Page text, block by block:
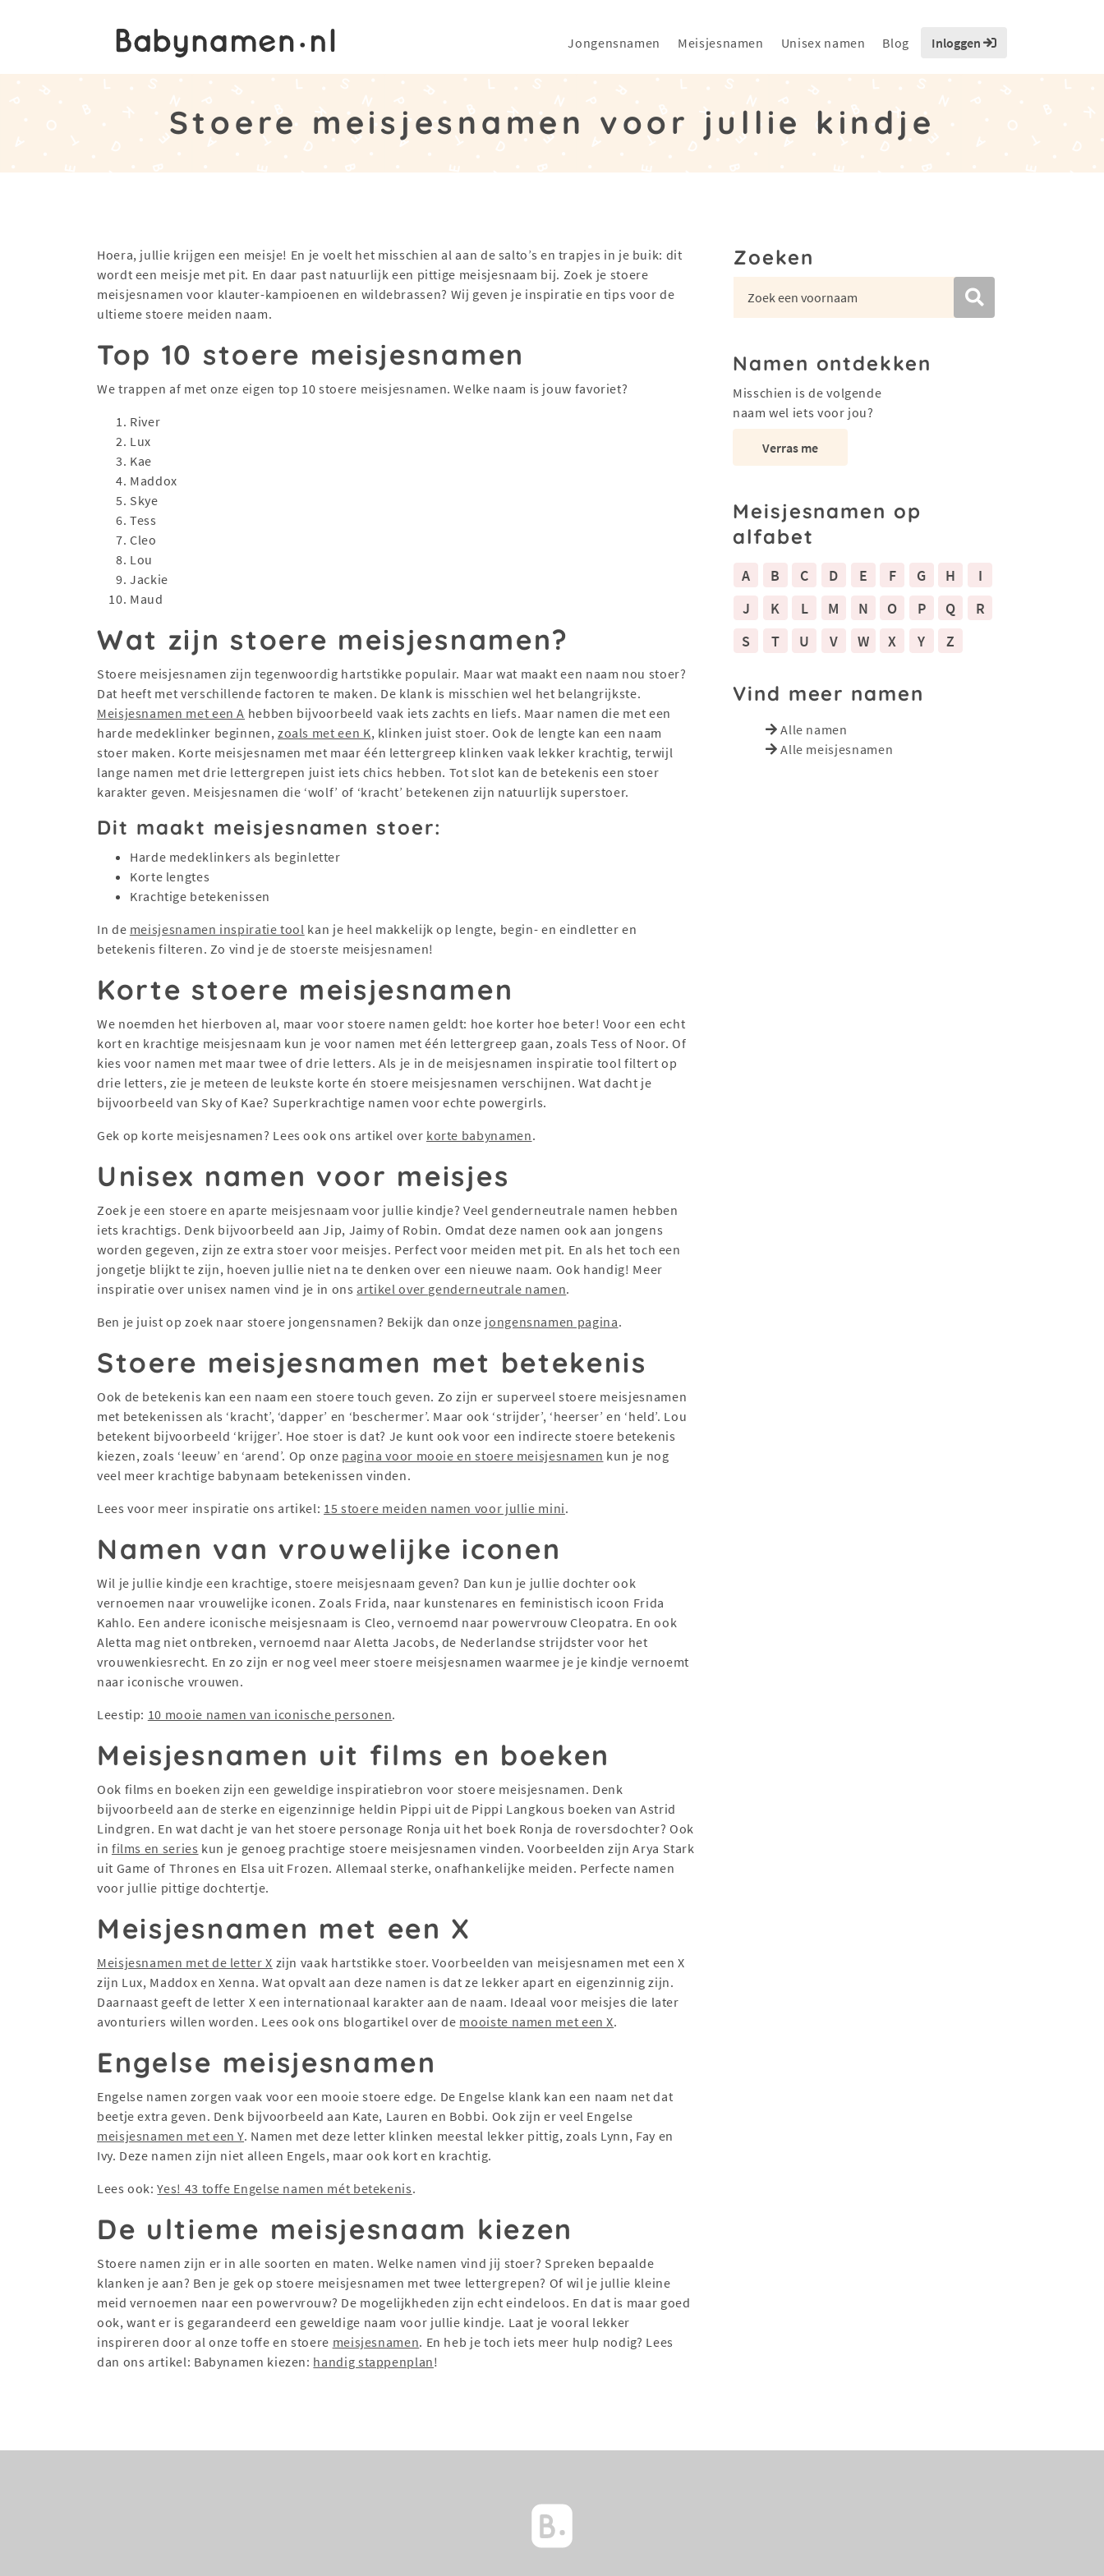
Jongensnamen Meisjesnamen Unisex namen Blog Inloggen
Stoere meisjesnamen voor jullie kindje
Hoera, jullie krijgen een meisje! En je voelt het misschien al aan de salto’s en trapjes in je buik: dit
wordt een meisje met pit. En daar past natuurlijk een pittige meisjesnaam bij. Zoek je stoere
meisjesnamen voor klauter-kampioenen en wildebrassen? Wij geven je inspiratie en tips voor de
ultieme stoere meiden naam.
Top 10 stoere meisjesnamen
We trappen af met onze eigen top 10 stoere meisjesnamen. Welke naam is jouw favoriet?
River
Lux
Kae
Maddox
Skye
Tess
Cleo
Lou
Jackie
Maud
Wat zijn stoere meisjesnamen?
Stoere meisjesnamen zijn tegenwoordig hartstikke populair. Maar wat maakt een naam nou stoer?
Dat heeft met verschillende factoren te maken. De klank is misschien wel het belangrijkste.
Meisjesnamen met een A hebben bijvoorbeeld vaak iets zachts en liefs. Maar namen die met een
harde medeklinker beginnen, zoals met een K, klinken juist stoer. Ook de lengte kan een naam
stoer maken. Korte meisjesnamen met maar één lettergreep klinken vaak lekker krachtig, terwijl
lange namen met drie lettergrepen juist iets chics hebben. Tot slot kan de betekenis een stoer
karakter geven. Meisjesnamen die ‘wolf’ of ‘kracht’ betekenen zijn natuurlijk superstoer.
Dit maakt meisjesnamen stoer:
Harde medeklinkers als beginletter
Korte lengtes
Krachtige betekenissen
In de meisjesnamen inspiratie tool kan je heel makkelijk op lengte, begin- en eindletter en
betekenis filteren. Zo vind je de stoerste meisjesnamen!
Korte stoere meisjesnamen
We noemden het hierboven al, maar voor stoere namen geldt: hoe korter hoe beter! Voor een echt
kort en krachtige meisjesnaam kun je voor namen met één lettergreep gaan, zoals Tess of Noor. Of
kies voor namen met maar twee of drie letters. Als je in de meisjesnamen inspiratie tool filtert op
drie letters, zie je meteen de leukste korte én stoere meisjesnamen verschijnen. Wat dacht je
bijvoorbeeld van Sky of Kae? Superkrachtige namen voor echte powergirls.
Gek op korte meisjesnamen? Lees ook ons artikel over korte babynamen.
Unisex namen voor meisjes
Zoek je een stoere en aparte meisjesnaam voor jullie kindje? Veel genderneutrale namen hebben
iets krachtigs. Denk bijvoorbeeld aan Jip, Jaimy of Robin. Omdat deze namen ook aan jongens
worden gegeven, zijn ze extra stoer voor meisjes. Perfect voor meiden met pit. En als het toch een
jongetje blijkt te zijn, hoeven jullie niet na te denken over een nieuwe naam. Ook handig! Meer
inspiratie over unisex namen vind je in ons artikel over genderneutrale namen.
Ben je juist op zoek naar stoere jongensnamen? Bekijk dan onze jongensnamen pagina.
Stoere meisjesnamen met betekenis
Ook de betekenis kan een naam een stoere touch geven. Zo zijn er superveel stoere meisjesnamen
met betekenissen als ‘kracht’, ‘dapper’ en ‘beschermer’. Maar ook ‘strijder’, ‘heerser’ en ‘held’. Lou
betekent bijvoorbeeld ‘krijger’. Hoe stoer is dat? Je kunt ook voor een indirecte stoere betekenis
kiezen, zoals ‘leeuw’ en ‘arend’. Op onze pagina voor mooie en stoere meisjesnamen kun je nog
veel meer krachtige babynaam betekenissen vinden.
Lees voor meer inspiratie ons artikel: 15 stoere meiden namen voor jullie mini.
Namen van vrouwelijke iconen
Wil je jullie kindje een krachtige, stoere meisjesnaam geven? Dan kun je jullie dochter ook
vernoemen naar vrouwelijke iconen. Zoals Frida, naar kunstenares en feministisch icoon Frida
Kahlo. Een andere iconische meisjesnaam is Cleo, vernoemd naar powervrouw Cleopatra. En ook
Aletta mag niet ontbreken, vernoemd naar Aletta Jacobs, de Nederlandse strijdster voor het
vrouwenkiesrecht. En zo zijn er nog veel meer stoere meisjesnamen waarmee je je kindje vernoemt
naar iconische vrouwen.
Leestip: 10 mooie namen van iconische personen.
Meisjesnamen uit films en boeken
Ook films en boeken zijn een geweldige inspiratiebron voor stoere meisjesnamen. Denk
bijvoorbeeld aan de sterke en eigenzinnige heldin Pippi uit de Pippi Langkous boeken van Astrid
Lindgren. En wat dacht je van het stoere personage Ronja uit het boek Ronja de roversdochter? Ook
in films en series kun je genoeg prachtige stoere meisjesnamen vinden. Voorbeelden zijn Arya Stark
uit Game of Thrones en Elsa uit Frozen. Allemaal sterke, onafhankelijke meiden. Perfecte namen
voor jullie pittige dochtertje.
Meisjesnamen met een X
Meisjesnamen met de letter X zijn vaak hartstikke stoer. Voorbeelden van meisjesnamen met een X
zijn Lux, Maddox en Xenna. Wat opvalt aan deze namen is dat ze lekker apart en eigenzinnig zijn.
Daarnaast geeft de letter X een internationaal karakter aan de naam. Ideaal voor meisjes die later
avonturiers willen worden. Lees ook ons blogartikel over de mooiste namen met een X.
Engelse meisjesnamen
Engelse namen zorgen vaak voor een mooie stoere edge. De Engelse klank kan een naam net dat
beetje extra geven. Denk bijvoorbeeld aan Kate, Lauren en Bobbi. Ook zijn er veel Engelse
meisjesnamen met een Y. Namen met deze letter klinken meestal lekker pittig, zoals Lynn, Fay en
Ivy. Deze namen zijn niet alleen Engels, maar ook kort en krachtig.
Lees ook:Yes! 43 toffe Engelse namen mét betekenis.
De ultieme meisjesnaam kiezen
Stoere namen zijn er in alle soorten en maten. Welke namen vind jij stoer? Spreken bepaalde
klanken je aan? Ben je gek op stoere meisjesnamen met twee lettergrepen? Of wil je jullie kleine
meid vernoemen naar een powervrouw? De mogelijkheden zijn echt eindeloos. En dat is maar goed
ook, want er is gegarandeerd een geweldige naam voor jullie kindje. Laat je vooral lekker
inspireren door al onze toffe en stoere meisjesnamen. En heb je toch iets meer hulp nodig? Lees
dan ons artikel: Babynamen kiezen: handig stappenplan!
Zoeken
Namen ontdekken
Misschien is de volgende
naam wel iets voor jou?
Verras me
Meisjesnamen op
alfabet
A B C D E F G H
I
J
K L M N O P Q
R
S
T U V W X Y Z
Vind meer namen
Alle namen
Alle meisjesnamen